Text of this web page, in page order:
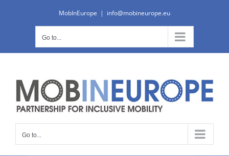
MobInEurope | info@mobineurope.eu
Go to...
Go to...